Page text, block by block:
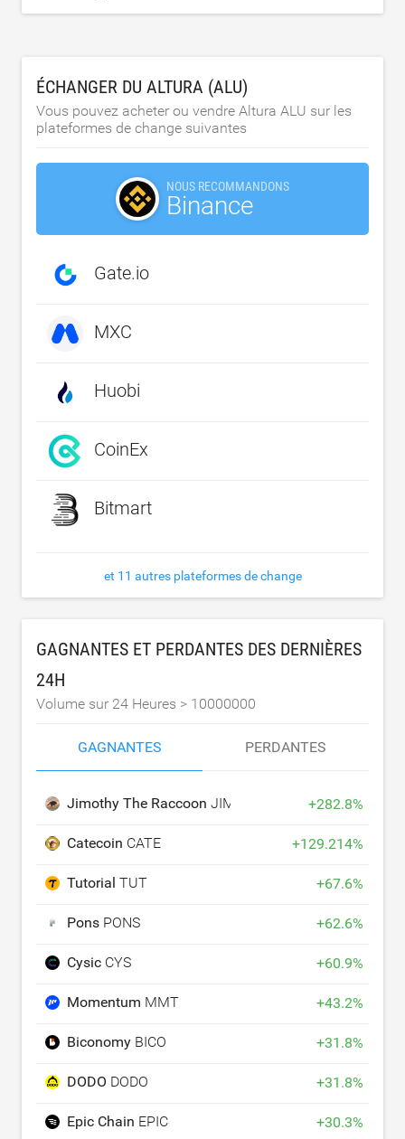
ÉCHANGER DU ALTURA (ALU)
Vous pouvez acheter ou vendre Altura ALU sur les
plateformes de change suivantes
NOUS RECOMMANDONS
Binance
Gate.io
MXC
Huobi
CoinEx
Bitmart
et 11 autres plateformes de change
GAGNANTES ET PERDANTES DES DERNIÈRES
24H
Volume sur 24 Heures > 10000000
GAGNANTES PERDANTES
Jimothy The Raccoon JIMOTHY +282.8%
Catecoin CATE +129.214%
Tutorial TUT +67.6%
Pons PONS +62.6%
Cysic CYS +60.9%
Momentum MMT +43.2%
Biconomy BICO +31.8%
DODO DODO +31.8%
Epic Chain EPIC +30.3%